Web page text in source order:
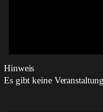
Hinweis
Es gibt keine